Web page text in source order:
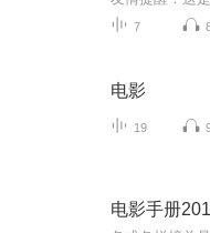
7
电影
19
电影手册